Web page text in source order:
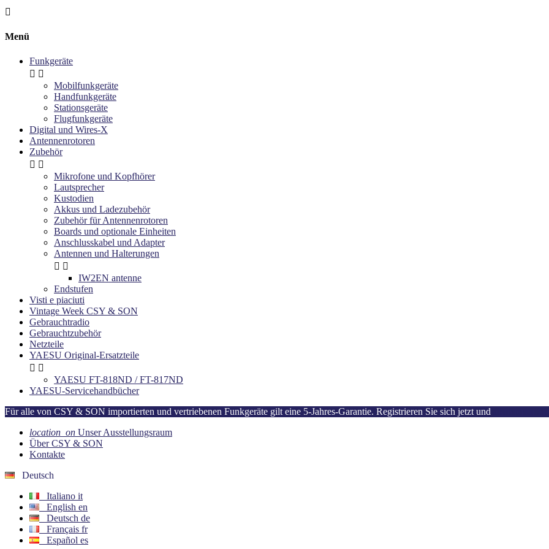

Menü
Funkgeräte
 
Mobilfunkgeräte
Handfunkgeräte
Stationsgeräte
Flugfunkgeräte
Digital und Wires-X
Antennenrotoren
Zubehör
 
Mikrofone und Kopfhörer
Lautsprecher
Kustodien
Akkus und Ladezubehör
Zubehör für Antennenrotoren
Boards und optionale Einheiten
Anschlusskabel und Adapter
Antennen und Halterungen
 
IW2EN antenne
Endstufen
Visti e piaciuti
Vintage Week CSY & SON
Gebrauchtradio
Gebrauchtzubehör
Netzteile
YAESU Original-Ersatzteile
 
YAESU FT-818ND / FT-817ND
YAESU-Servicehandbücher
Für alle von CSY & SON importierten und vertriebenen Funkgeräte gilt eine 5-Jahres-Garantie. Registrieren Sie sich jetzt und
location_on Unser Ausstellungsraum
Über CSY & SON
Kontakte
Deutsch
Italiano it
English en
Deutsch de
Français fr
Español es